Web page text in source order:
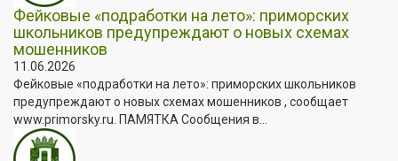
Фейковые «подработки на лето»: приморских
школьников предупреждают о новых схемах
мошенников
11.06.2026
Фейковые «подработки на лето»: приморских школьников
предупреждают о новых схемах мошенников , сообщает
www.primorsky.ru. ПАМЯТКА Сообщения в...